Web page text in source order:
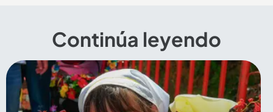
Continúa leyendo